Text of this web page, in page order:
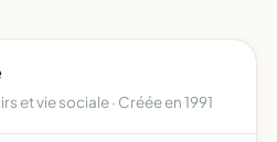
et vie sociale · Créée en 1991